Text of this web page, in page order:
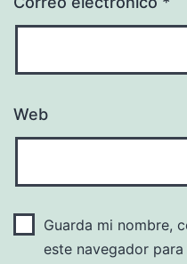
Web
Guarda mi nombre,
este navegador